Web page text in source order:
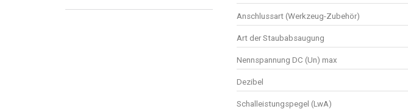
Anschlussart (Werkzeug-Zubehör)
Art der Staubabsaugung
Nennspannung DC (Un) max
Dezibel
Schalleistungspegel (LwA)